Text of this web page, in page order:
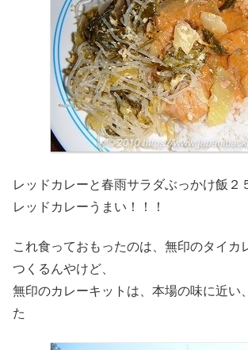
レッドカレーと春雨サラダぶっかけ飯２
レッドカレーうまい！！！
これ食っておもったのは、無印のタイカ
つくるんやけど、
無印のカレーキットは、本場の味に近い
た